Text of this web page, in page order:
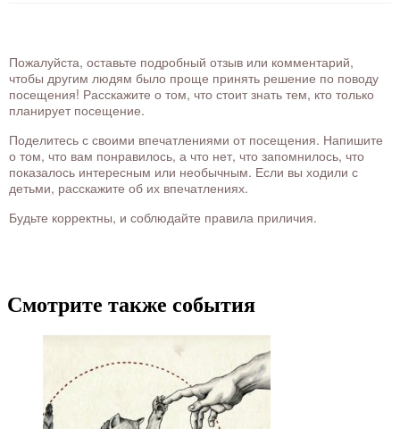
Пожалуйста, оставьте подробный отзыв или комментарий,
чтобы другим людям было проще принять решение по поводу
посещения! Расскажите о том, что стоит знать тем, кто только
планирует посещение.
Поделитесь с своими впечатлениями от посещения. Напишите
о том, что вам понравилось, а что нет, что запомнилось, что
показалось интересным или необычным. Если вы ходили с
детьми, расскажите об их впечатлениях.
Будьте корректны, и соблюдайте правила приличия.
Смотрите также события